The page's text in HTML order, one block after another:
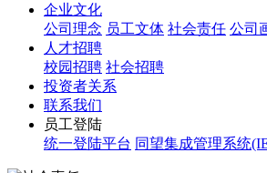
企业文化
公司理念 员工文体 社会责任 公司
人才招聘
校园招聘 社会招聘
投资者关系
联系我们
员工登陆
统一登陆平台 同望集成管理系统